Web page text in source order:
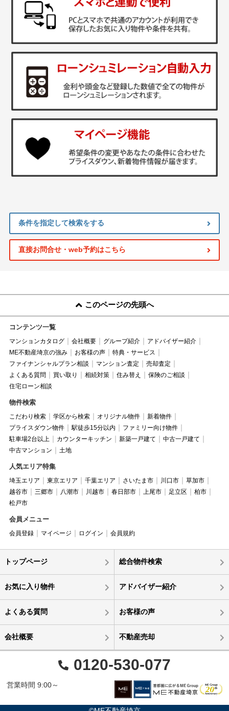
条件を指定して検索をする
直接お問合せ・web予約はこちら
このページの先頭へ
コンテンツ一覧
マンションカタログ 会社概要 グループ紹介
アドバイザー紹介
ME不動産埼京の強み
お客様の声
特典・サービス
ファイナンシャルプラン相談
マンション査定
売却査定
よくある質問
買い取り 相続対策 住み替え
保険のご相談
住宅ローン相談
物件検索
こだわり検索 学区から検索 オリジナル物件
新着物件
プライスダウン物件
駅徒歩15分以内
ファミリー向け物件
駐車場2台以上
カウンターキッチン 新築一戸建て
中古一戸建て
中古マンション
土地
人気エリア特集
埼玉エリア 東京エリア 千葉エリア さいたま市 川口市
草加市
越谷市
三郷市 八潮市 川越市 春日部市 上尾市 足立区
柏市
松戸市
会員メニュー
会員登録 マイページ ログイン 会員規約
トップページ 総合物件検索
お気に入り物件 アドバイザー紹介
よくある質問 お客様の声
会社概要 不動産売却
0120-530-077
営業時間 9:00～